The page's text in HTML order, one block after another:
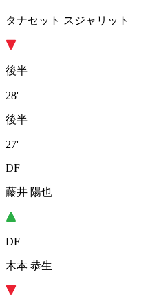
タナセット スジャリット
後半
28'
後半
27'
DF
藤井 陽也
DF
木本 恭生